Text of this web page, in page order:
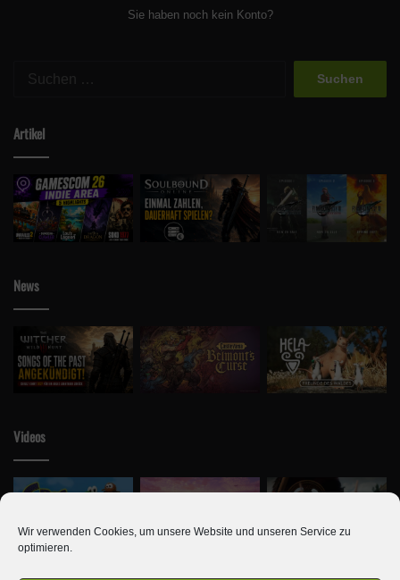
Wir verwenden Cookies, um unsere Website und unseren Service zu
optimieren.
Sie haben noch kein Konto?
Artikel
News
Videos